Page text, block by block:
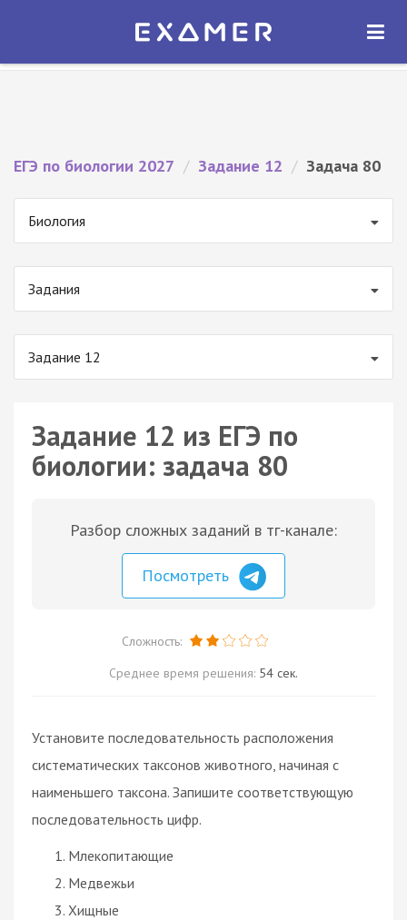
Экзамер — ЕГЭ 2027
ОТКРЫТЬ
ЕГЭ по биологии 2027 / Задание 12 / Задача 80
Биология
Задания
Задание 12
Задание 12 из ЕГЭ по
биологии: задача 80
Разбор сложных заданий в тг-канале:
Посмотреть
Сложность:
Среднее время решения: 54 сек.
Установите последовательность расположения
систематических таксонов животного, начиная с
наименьшего таксона. Запишите соответствующую
последовательность цифр.
Млекопитающие
Медвежьи
Хищные